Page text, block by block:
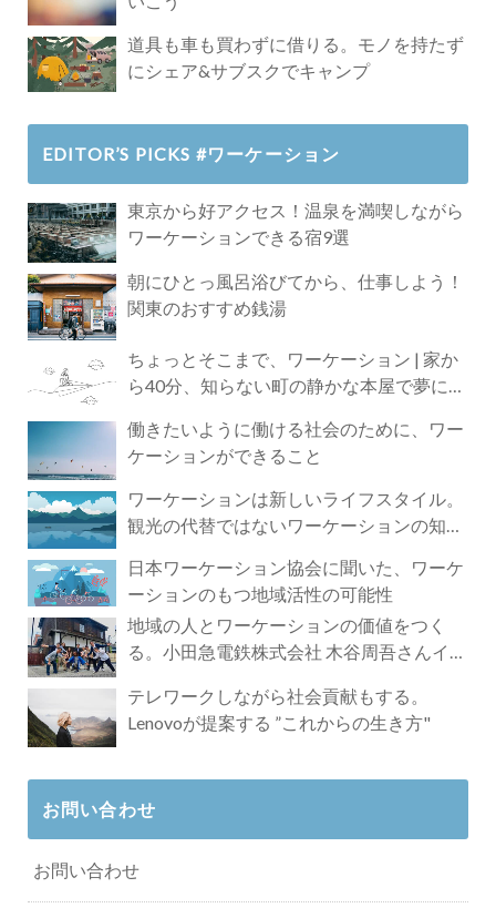
道具も車も買わずに借りる。モノを持たず
にシェア&サブスクでキャンプ
EDITOR’S PICKS #ワーケーション
東京から好アクセス！温泉を満喫しながら
ワーケーションできる宿9選
朝にひとっ風呂浴びてから、仕事しよう！
関東のおすすめ銭湯
ちょっとそこまで、ワーケーション | 家か
ら40分、知らない町の静かな本屋で夢に近
働きたいように働ける社会のために、ワー
ケーションができること
ワーケーションは新しいライフスタイル。
観光の代替ではないワーケーションの知ら
日本ワーケーション協会に聞いた、ワーケ
ーションのもつ地域活性の可能性
地域の人とワーケーションの価値をつく
る。小田急電鉄株式会社 木谷周吾さんイン
テレワークしながら社会貢献もする。
Lenovoが提案する ”これからの生き方"
お問い合わせ
お問い合わせ